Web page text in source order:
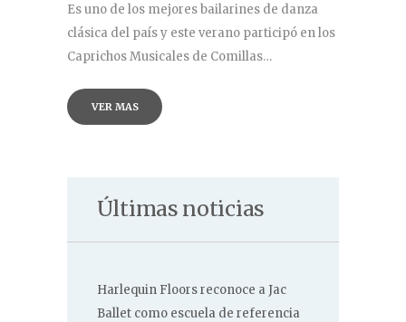
Es uno de los mejores bailarines de danza
clásica del país y este verano participó en los
Caprichos Musicales de Comillas…
VER MAS
Últimas noticias
Harlequin Floors reconoce a Jac
Ballet como escuela de referencia